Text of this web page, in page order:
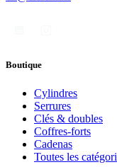
Boutique
Cylindres
Serrures
Clés & doubles
Coffres-forts
Cadenas
Toutes les